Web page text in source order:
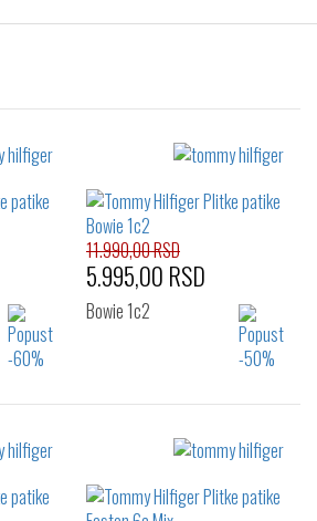
Izaberi željeni broj:
44
45 46
11.990,00 RSD
5.995,00 RSD
Bowie 1c2